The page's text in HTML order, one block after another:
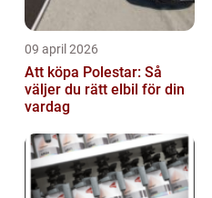
09 april 2026
Att köpa Polestar: Så
väljer du rätt elbil för din
vardag